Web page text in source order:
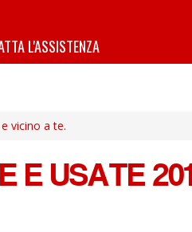
L'ASSISTENZA
vicino a te.
E USATE